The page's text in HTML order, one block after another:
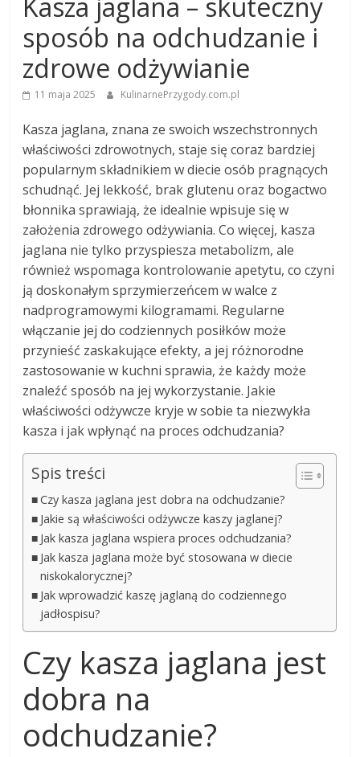
Kasza jaglana – skuteczny
sposób na odchudzanie i
zdrowe odżywianie
11 maja 2025 KulinarnePrzygody.com.pl
Kasza jaglana, znana ze swoich wszechstronnych
właściwości zdrowotnych, staje się coraz bardziej
popularnym składnikiem w diecie osób pragnących
schudnąć. Jej lekkość, brak glutenu oraz bogactwo
błonnika sprawiają, że idealnie wpisuje się w
założenia zdrowego odżywiania. Co więcej, kasza
jaglana nie tylko przyspiesza metabolizm, ale
również wspomaga kontrolowanie apetytu, co czyni
ją doskonałym sprzymierzeńcem w walce z
nadprogramowymi kilogramami. Regularne
włączanie jej do codziennych posiłków może
przynieść zaskakujące efekty, a jej różnorodne
zastosowanie w kuchni sprawia, że każdy może
znaleźć sposób na jej wykorzystanie. Jakie
właściwości odżywcze kryje w sobie ta niezwykła
kasza i jak wpłynąć na proces odchudzania?
Spis treści
Czy kasza jaglana jest dobra na odchudzanie?
Jakie są właściwości odżywcze kaszy jaglanej?
Jak kasza jaglana wspiera proces odchudzania?
Jak kasza jaglana może być stosowana w diecie
niskokalorycznej?
Jak wprowadzić kaszę jaglaną do codziennego
jadłospisu?
Czy kasza jaglana jest
dobra na
odchudzanie?